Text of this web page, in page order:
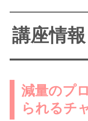
講座情報
減量のプ
られるチ